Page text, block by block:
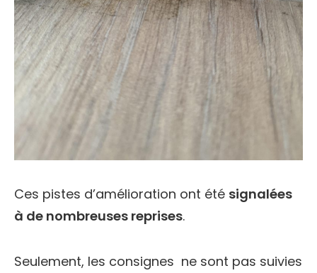
Ces pistes d’amélioration ont été signalées
à de nombreuses reprises.
Seulement, les consignes ne sont pas suivies